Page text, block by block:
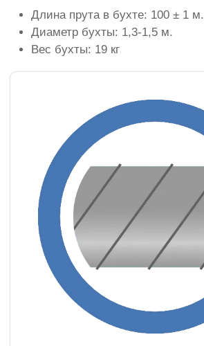
Длина прута в бухте: 100 ± 1 м.
Диаметр бухты: 1,3-1,5 м.
Вес бухты: 19 кг